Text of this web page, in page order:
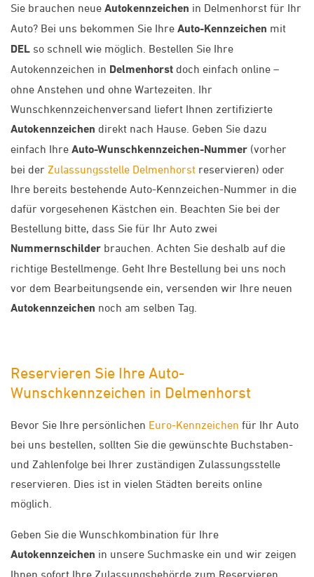
Sie brauchen neue Autokennzeichen in Delmenhorst für Ihr
Auto? Bei uns bekommen Sie Ihre Auto-Kennzeichen mit
DEL so schnell wie möglich. Bestellen Sie Ihre
Autokennzeichen in Delmenhorst doch einfach online –
ohne Anstehen und ohne Wartezeiten. Ihr
Wunschkennzeichenversand liefert Ihnen zertifizierte
Autokennzeichen direkt nach Hause. Geben Sie dazu
einfach Ihre Auto-Wunschkennzeichen-Nummer (vorher
bei der Zulassungsstelle Delmenhorst reservieren) oder
Ihre bereits bestehende Auto-Kennzeichen-Nummer in die
dafür vorgesehenen Kästchen ein. Beachten Sie bei der
Bestellung bitte, dass Sie für Ihr Auto zwei
Nummernschilder brauchen. Achten Sie deshalb auf die
richtige Bestellmenge. Geht Ihre Bestellung bei uns noch
vor dem Bearbeitungsende ein, versenden wir Ihre neuen
Autokennzeichen noch am selben Tag.
Reservieren Sie Ihre Auto-
Wunschkennzeichen in Delmenhorst
Bevor Sie Ihre persönlichen Euro-Kennzeichen für Ihr Auto
bei uns bestellen, sollten Sie die gewünschte Buchstaben-
und Zahlenfolge bei Ihrer zuständigen Zulassungsstelle
reservieren. Dies ist in vielen Städten bereits online
möglich.
Geben Sie die Wunschkombination für Ihre
Autokennzeichen in unsere Suchmaske ein und wir zeigen
Ihnen sofort Ihre Zulassungsbehörde zum Reservieren